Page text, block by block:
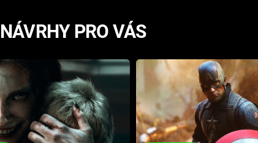
NÁVRHY PRO VÁS